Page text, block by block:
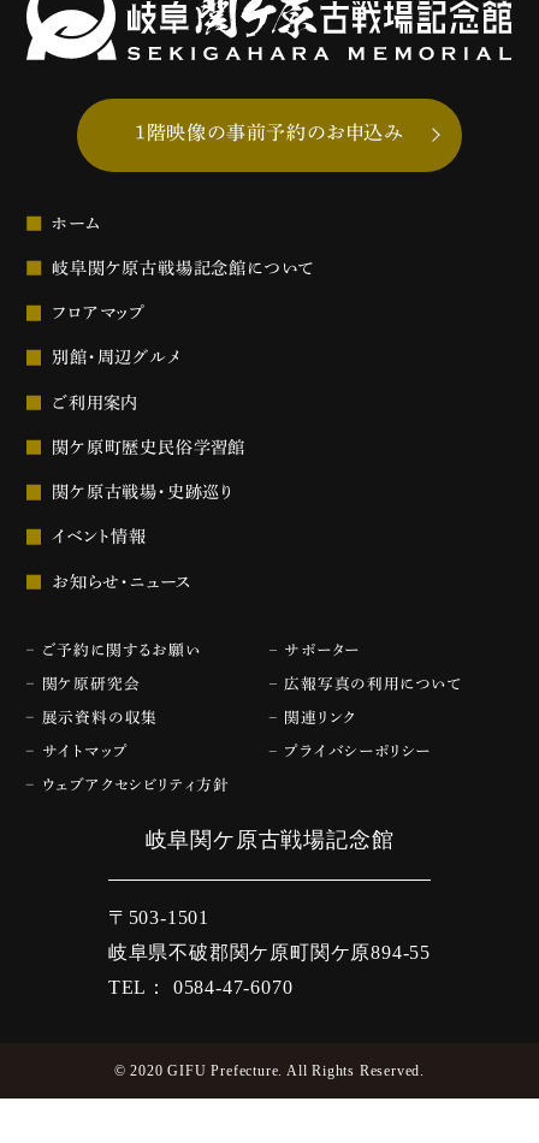
1階映像の事前予約のお申込み
ホーム
岐阜関ケ原古戦場記念館について
フロアマップ
別館・周辺グルメ
ご利用案内
関ケ原町歴史民俗学習館
関ケ原古戦場・史跡巡り
イベント情報
お知らせ・ニュース
ご予約に関するお願い サポーター
関ケ原研究会 広報写真の利用について
展示資料の収集 関連リンク
サイトマップ プライバシーポリシー
ウェブアクセシビリティ方針
岐阜関ケ原古戦場記念館
〒503-1501
岐阜県不破郡関ケ原町関ケ原894-55
TEL： 0584-47-6070
© 2020 GIFU Prefecture. All Rights Reserved.